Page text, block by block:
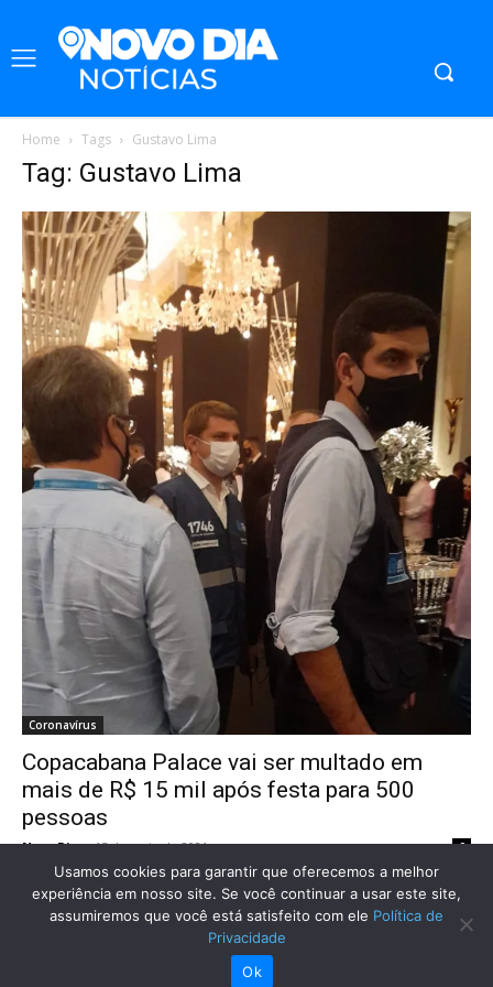
Home Tags Gustavo Lima
Tag: Gustavo Lima
Coronavírus
Copacabana Palace vai ser multado em
mais de R$ 15 mil após festa para 500
pessoas
Novo Dia - 15 de maio de 2021 0
Usamos cookies para garantir que oferecemos a melhor
experiência em nosso site. Se você continuar a usar este site,
assumiremos que você está satisfeito com ele Política de
Privacidade
Ok